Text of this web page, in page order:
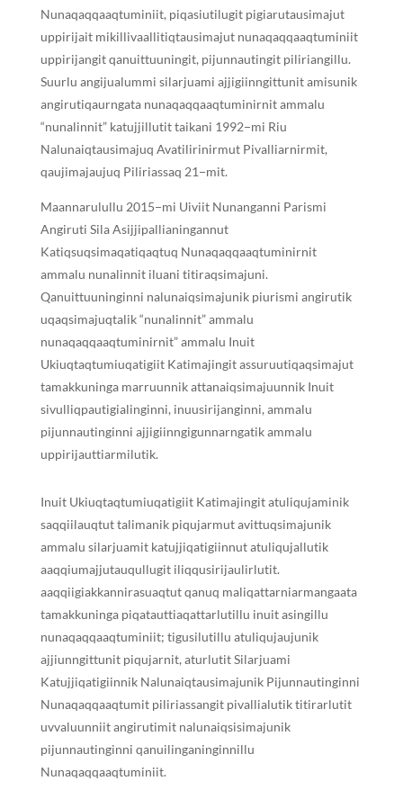
Nunaqaqqaaqtuminiit, piqasiutilugit pigiarutausimajut
uppirijait mikillivaallitiqtausimajut nunaqaqqaaqtuminiit
uppirijangit qanuittuuningit, pijunnautingit piliriangillu.
Suurlu angijualummi silarjuami ajjigiinngittunit amisunik
angirutiqaurngata nunaqaqqaaqtuminirnit ammalu
“nunalinnit” katujjillutit taikani 1992−mi Riu
Nalunaiqtausimajuq Avatilirinirmut Pivalliarnirmit,
qaujimajaujuq Piliriassaq 21−mit.
Maannarulullu 2015−mi Uiviit Nunanganni Parismi
Angiruti Sila Asijjipallianingannut
Katiqsuqsimaqatiqaqtuq Nunaqaqqaaqtuminirnit
ammalu nunalinnit iluani titiraqsimajuni.
Qanuittuuninginni nalunaiqsimajunik piurismi angirutik
uqaqsimajuqtalik “nunalinnit” ammalu
nunaqaqqaaqtuminirnit” ammalu Inuit
Ukiuqtaqtumiuqatigiit Katimajingit assuruutiqaqsimajut
tamakkuninga marruunnik attanaiqsimajuunnik Inuit
sivulliqpautigialinginni, inuusirijanginni, ammalu
pijunnautinginni ajjigiinngigunnarngatik ammalu
uppirijauttiarmilutik.
Inuit Ukiuqtaqtumiuqatigiit Katimajingit atuliqujaminik
saqqiilauqtut talimanik piqujarmut avittuqsimajunik
ammalu silarjuamit katujjiqatigiinnut atuliqujallutik
aaqqiumajjutauqullugit iliqqusirijaulirlutit.
aaqqiigiakkannirasuaqtut qanuq maliqattarniarmangaata
tamakkuninga piqatauttiaqattarlutillu inuit asingillu
nunaqaqqaaqtuminiit; tigusilutillu atuliqujaujunik
ajjiunngittunit piqujarnit, aturlutit Silarjuami
Katujjiqatigiinnik Nalunaiqtausimajunik Pijunnautinginni
Nunaqaqqaaqtumit piliriassangit pivallialutik titirarlutit
uvvaluunniit angirutimit nalunaiqsisimajunik
pijunnautinginni qanuilinganinginnillu
Nunaqaqqaaqtuminiit.